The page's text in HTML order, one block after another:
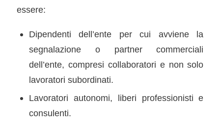
essere:
Dipendenti dell’ente per cui avviene la
segnalazione o partner commerciali
dell’ente, compresi collaboratori e non solo
lavoratori subordinati.
Lavoratori autonomi, liberi professionisti e
consulenti.